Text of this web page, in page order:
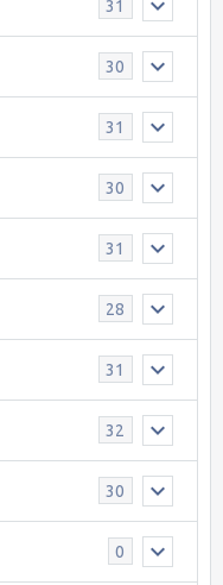
31
30
31
30
31
28
31
32
30
0